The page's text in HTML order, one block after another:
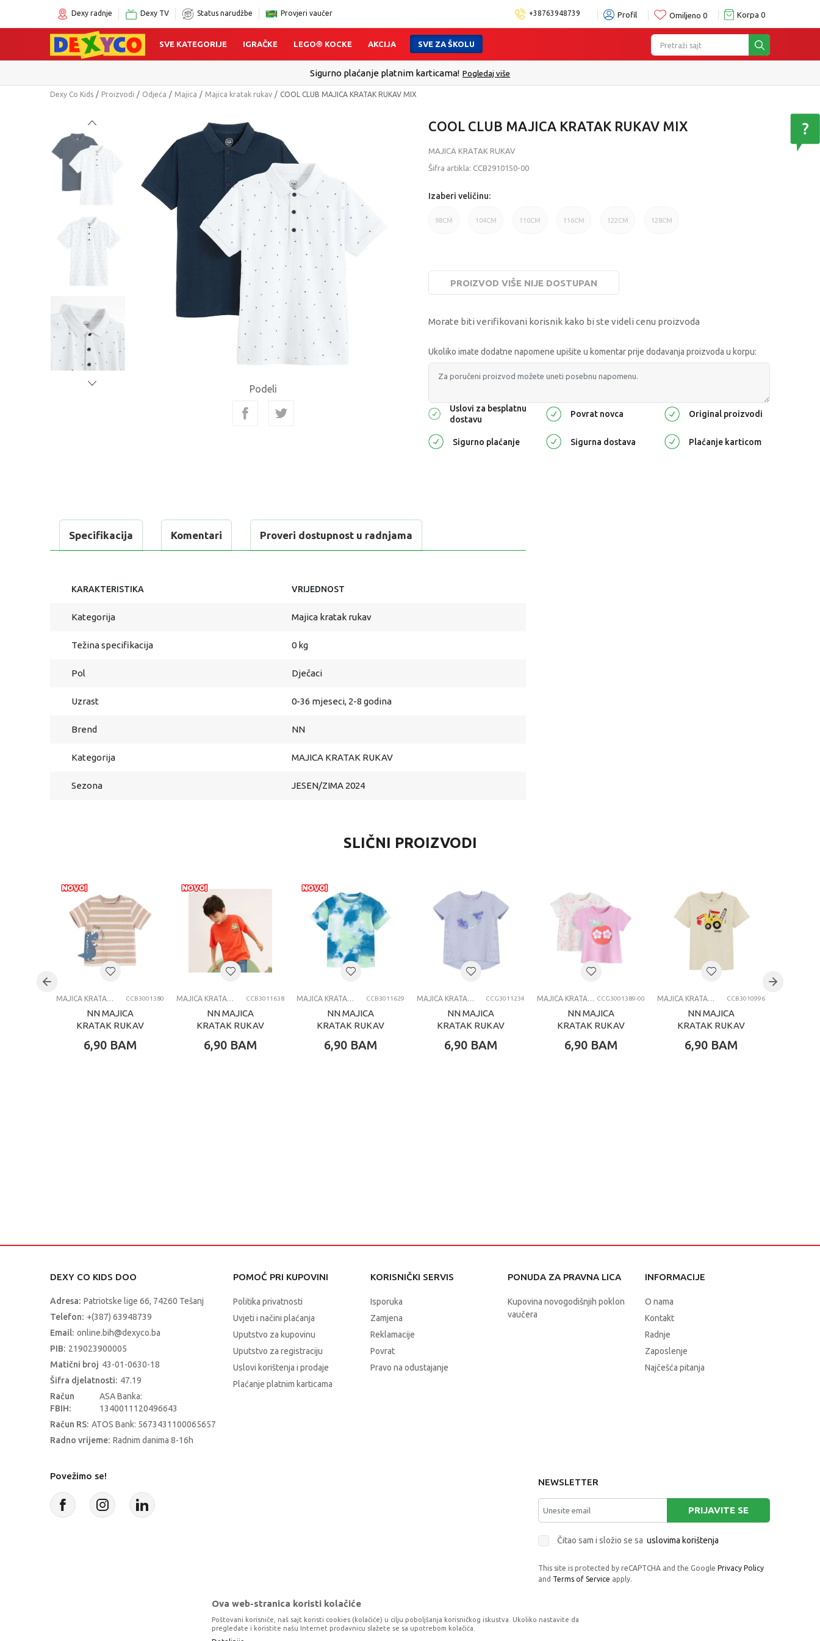
Dexy radnje Dexy TV Status narudžbe Provjeri vaučer +38763948739 Profil Omiljeno 0 Korpa 0
Pretraži sajt
SVE KATEGORIJE IGRAČKE LEGO® KOCKE AKCIJA SVE ZA ŠKOLU
Sigurno plaćanje platnim karticama! Pogledaj više
Dexy Co Kids Proizvodi Odjeća Majica Majica kratak rukav COOL CLUB MAJICA KRATAK RUKAV MIX
Podeli
COOL CLUB MAJICA KRATAK RUKAV MIX
MAJICA KRATAK RUKAV
Šifra artikla: CCB2910150-00
Izaberi veličinu:
98CM 104CM 110CM 116CM 122CM 128CM
PROIZVOD VIŠE NIJE DOSTUPAN
Morate biti verifikovani korisnik kako bi ste videli cenu proizvoda
Ukoliko imate dodatne napomene upišite u komentar prije dodavanja proizvoda u korpu:
Uslovi za besplatnu
dostavu
Povrat novca Original proizvodi
Sigurno plaćanje Sigurna dostava Plaćanje karticom
Specifikacija Komentari Proveri dostupnost u radnjama
KARAKTERISTIKA VRIJEDNOST
Kategorija Majica kratak rukav
Težina specifikacija 0 kg
Pol Dječaci
Uzrast 0-36 mjeseci, 2-8 godina
Brend NN
Kategorija MAJICA KRATAK RUKAV
Sezona JESEN/ZIMA 2024
SLIČNI PROIZVODI
MAJICA KRATAK RUKAV CCB3001380
NN MAJICA
KRATAK RUKAV
6,90 BAM
MAJICA KRATAK RUKAV CCB3011638
NN MAJICA
KRATAK RUKAV
6,90 BAM
MAJICA KRATAK RUKAV CCB3011629
NN MAJICA
KRATAK RUKAV
6,90 BAM
MAJICA KRATAK RUKAV CCG3011234
NN MAJICA
KRATAK RUKAV
6,90 BAM
MAJICA KRATAK RUKAV CCG3001389-00
NN MAJICA
KRATAK RUKAV
6,90 BAM
MAJICA KRATAK RUKAV CCB3010996
NN MAJICA
KRATAK RUKAV
6,90 BAM
DEXY CO KIDS DOO
Adresa: Patriotske lige 66, 74260 Tešanj
Telefon: +(387) 63948739
Email: online.bih@dexyco.ba
PIB: 219023900005
Matični broj 43-01-0630-18
Šifra djelatnosti: 47.19
Račun
FBIH:
ASA Banka:
1340011120496643
Račun RS: ATOS Bank: 5673431100065657
Radno vrijeme: Radnim danima 8-16h
POMOĆ PRI KUPOVINI
Politika privatnosti
Uvjeti i načini plaćanja
Uputstvo za kupovinu
Uputstvo za registraciju
Uslovi korištenja i prodaje
Plaćanje platnim karticama
KORISNIČKI SERVIS
Isporuka
Zamjena
Reklamacije
Povrat
Pravo na odustajanje
PONUDA ZA PRAVNA LICA
Kupovina novogodišnjih poklon
vaučera
INFORMACIJE
O nama
Kontakt
Radnje
Zaposlenje
Najčešća pitanja
Povežimo se!
NEWSLETTER
PRIJAVITE SE
Čitao sam i složio se sa uslovima korištenja
This site is protected by reCAPTCHA and the Google Privacy Policy
and Terms of Service apply.
Ova web-stranica koristi kolačiće
Poštovani korisniče, naš sajt koristi cookies (kolačiće) u cilju poboljšanja korisničkog iskustva. Ukoliko nastavite da
pregledate i koristite našu Internet prodavnicu slažete se sa upotrebom kolačića.